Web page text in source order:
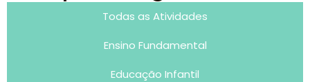
Todas as Atividades
Ensino Fundamental
Educação Infantil